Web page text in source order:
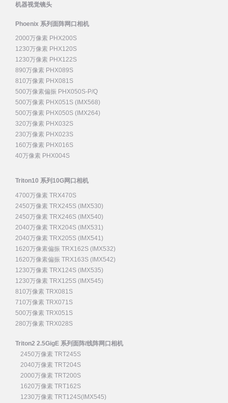
机器视觉镜头
Phoenix 系列面阵网口相机
2000万像素 PHX200S
1230万像素 PHX120S
1230万像素 PHX122S
890万像素 PHX089S
810万像素 PHX081S
500万像素偏振 PHX050S-P/Q
500万像素 PHX051S (IMX568)
500万像素 PHX050S (IMX264)
320万像素 PHX032S
230万像素 PHX023S
160万像素 PHX016S
40万像素 PHX004S
Triton10 系列10G网口相机
4700万像素 TRX470S
2450万像素 TRX245S (IMX530)
2450万像素 TRX246S (IMX540)
2040万像素 TRX204S (IMX531)
2040万像素 TRX205S (IMX541)
1620万像素偏振 TRX162S (IMX532)
1620万像素偏振 TRX163S (IMX542)
1230万像素 TRX124S (IMX535)
1230万像素 TRX125S (IMX545)
810万像素 TRX081S
710万像素 TRX071S
500万像素 TRX051S
280万像素 TRX028S
Triton2 2.5GigE 系列面阵/线阵网口相机
2450万像素 TRT245S
2040万像素 TRT204S
2000万像素 TRT200S
1620万像素 TRT162S
1230万像素 TRT124S(IMX545)